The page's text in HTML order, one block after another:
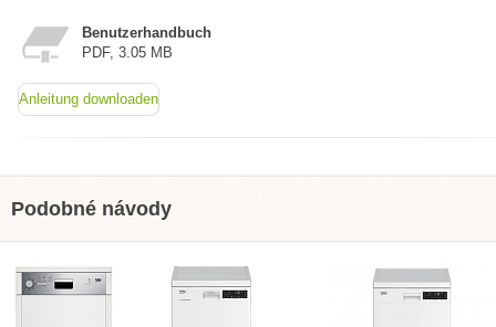
Benutzerhandbuch
PDF, 3.05 MB
Anleitung downloaden
Podobné návody